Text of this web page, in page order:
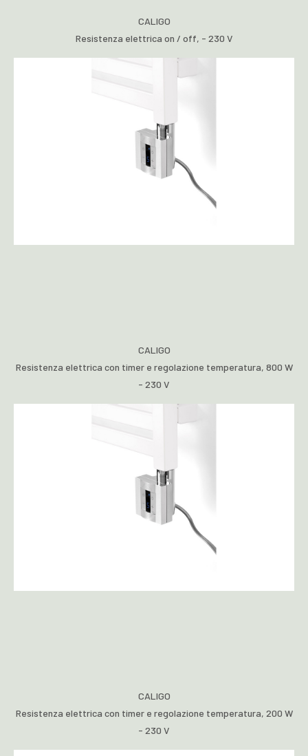
CALIGO
Resistenza elettrica on / off, - 230 V
CALIGO
Resistenza elettrica con timer e regolazione temperatura, 800 W
- 230 V
CALIGO
Resistenza elettrica con timer e regolazione temperatura, 200 W
- 230 V